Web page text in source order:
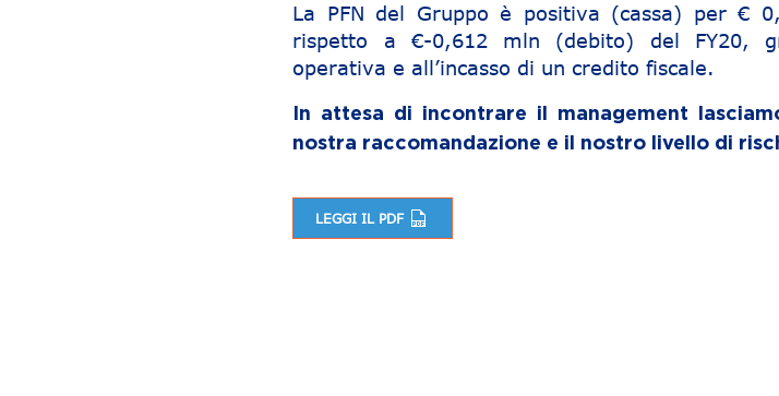
La PFN del Gruppo è positiva (cassa) per €
rispetto a €-0,612 mln (debito) del FY20,
operativa e all’incasso di un credito fiscale.
In attesa di incontrare il management
nostra raccomandazione e il nostro livello di
LEGGI IL PDF